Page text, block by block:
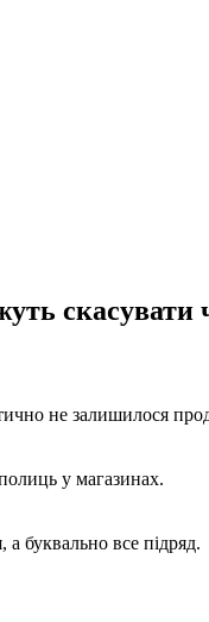
скасувати
не залишилося
у магазинах.
буквально все підряд.